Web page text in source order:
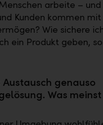
arbeite – und
Kunden kommen mit
Wie sichere
ein Produkt geben,
genauso
Was meinst